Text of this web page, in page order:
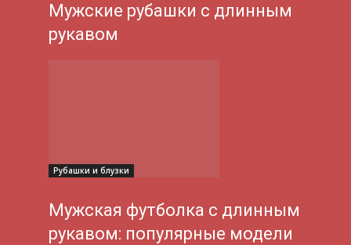
Мужские рубашки с длинным
рукавом
Рубашки и блузки
Мужская футболка с длинным
рукавом: популярные модели